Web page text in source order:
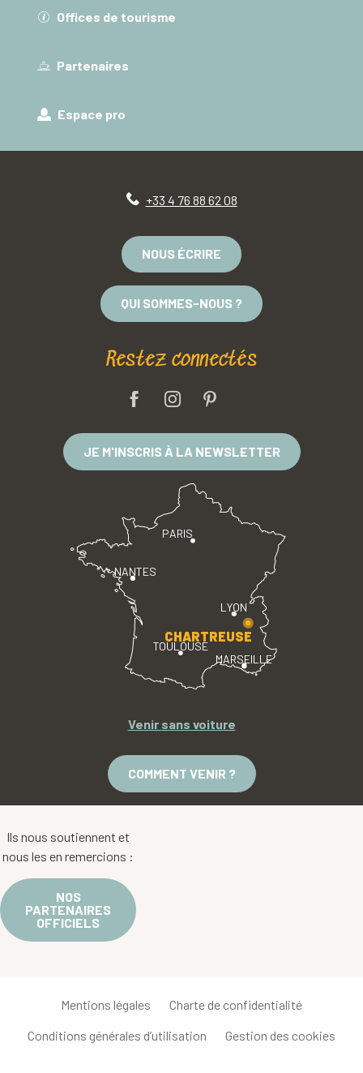
Offices de tourisme
Partenaires
Espace pro
+33 4 76 88 62 08
NOUS ÉCRIRE
QUI SOMMES-NOUS ?
Restez connectés
JE M'INSCRIS À LA NEWSLETTER
PARIS
LYON
TOULOUSE
MARSEILLE
NANTES
CHARTREUSE
Venir sans voiture
COMMENT VENIR ?
Ils nous soutiennent et
nous les en remercions :
NOS
PARTENAIRES
OFFICIELS
Mentions légales Charte de confidentialité
Conditions générales d’utilisation Gestion des cookies